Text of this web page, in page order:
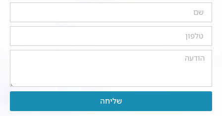
שליחה